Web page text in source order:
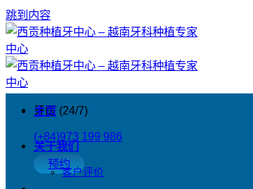
跳到内容
牙医 (24/7)
(+84)973 199 986
预约
主页
关于我们
客户评价